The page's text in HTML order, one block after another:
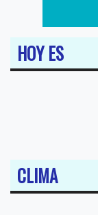
HOY ES
CLIMA